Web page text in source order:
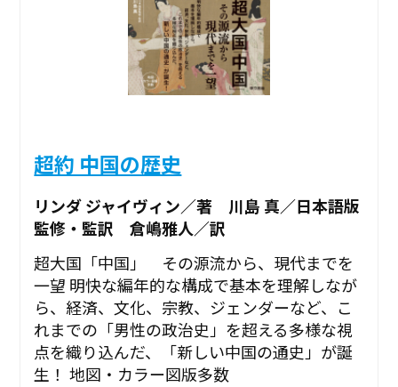
超約 中国の歴史
リンダ ジャイヴィン／著 川島 真／日本語版
監修・監訳 倉嶋雅人／訳
超大国「中国」 その源流から、現代までを
一望 明快な編年的な構成で基本を理解しなが
ら、経済、文化、宗教、ジェンダーなど、こ
れまでの「男性の政治史」を超える多様な視
点を織り込んだ、「新しい中国の通史」が誕
生！ 地図・カラー図版多数